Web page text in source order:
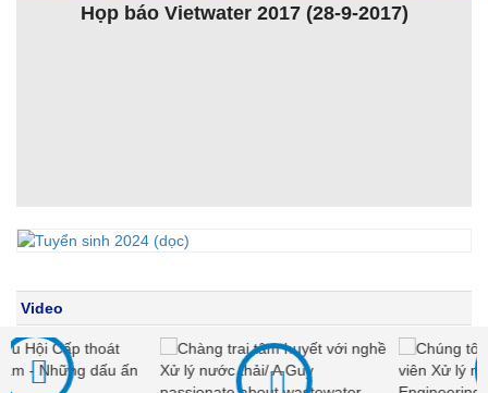
Họp báo Vietwater 2017 (28-9-2017)
Video